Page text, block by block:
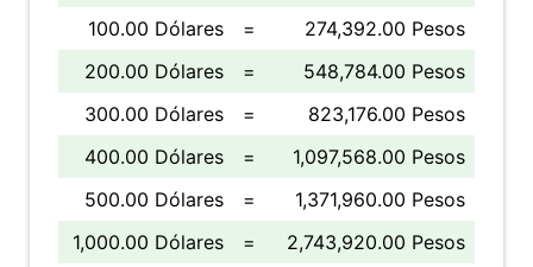
100.00 Dólares
=
274,392.00 Pesos
200.00 Dólares
=
548,784.00 Pesos
300.00 Dólares
=
823,176.00 Pesos
400.00 Dólares
=
1,097,568.00 Pesos
500.00 Dólares
=
1,371,960.00 Pesos
1,000.00 Dólares
=
2,743,920.00 Pesos